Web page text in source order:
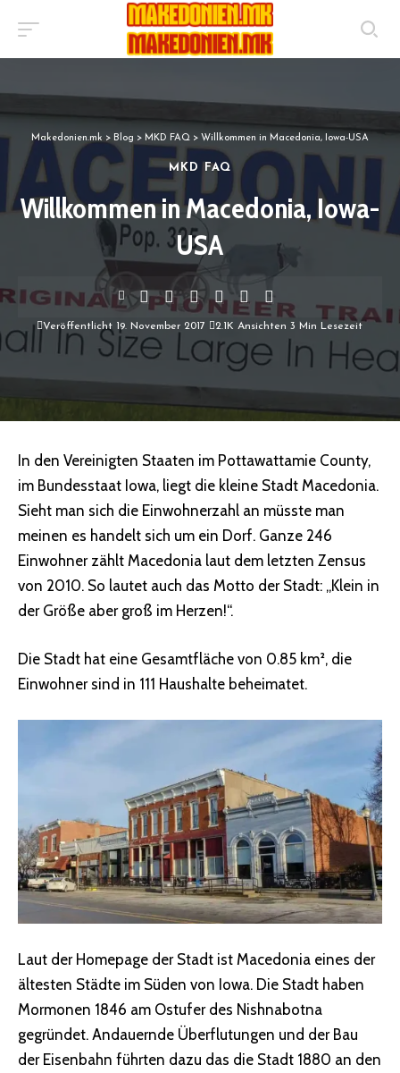
Makedonien.mk > Blog > MKD FAQ > Willkommen in Macedonia, Iowa-USA
MKD FAQ
Willkommen in Macedonia, Iowa-
USA
Veröffentlicht 19. November 2017 2.1K Ansichten 3 Min Lesezeit
In den Vereinigten Staaten im Pottawattamie County,
im Bundesstaat Iowa, liegt die kleine Stadt Macedonia.
Sieht man sich die Einwohnerzahl an müsste man
meinen es handelt sich um ein Dorf. Ganze 246
Einwohner zählt Macedonia laut dem letzten Zensus
von 2010. So lautet auch das Motto der Stadt: „Klein in
der Größe aber groß im Herzen!“.
Die Stadt hat eine Gesamtfläche von 0.85 km², die
Einwohner sind in 111 Haushalte beheimatet.
Laut der Homepage der Stadt ist Macedonia eines der
ältesten Städte im Süden von Iowa. Die Stadt haben
Mormonen 1846 am Ostufer des Nishnabotna
gegründet. Andauernde Überflutungen und der Bau
der Eisenbahn führten dazu das die Stadt 1880 an den